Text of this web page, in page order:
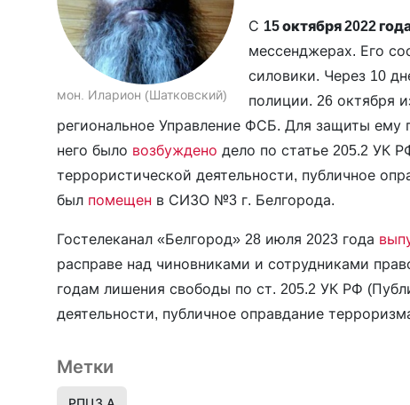
мон. Иларион (Шатковский)
С 15 октября 2022
мессенджерах. Его
силовики. Через 10
полиции. 26 октября
региональное Управление ФСБ. Для защиты ему
него было возбуждено дело по статье 205.2 УК
террористической деятельности, публичное
был помещен в СИЗО №3 г. Белгорода.
Гостелеканал «Белгород» 28 июля 2023 года
расправе над чиновниками и сотрудниками
годам лишения свободы по ст. 205.2 УК РФ
деятельности, публичное оправдание
Метки